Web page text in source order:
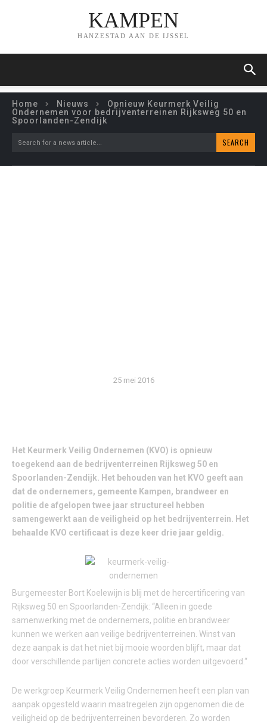
KAMPEN
HANZESTAD AAN DE IJSSEL
Home Nieuws
Opnieuw Keurmerk Veilig
Ondernemen voor bedrijventerreinen Rijksweg 50 en
Spoorlanden-Zendijk
Search for a news article... SEARCH
25 mei 2016
Het Keurmerk Veilig Ondernemen (KVO) is opnieuw
toegekend aan de bedrijventerreinen Rijksweg 50 en
Spoorlanden-Zendijk. Het behouden van het KVO geeft aan
dat de ondernemers, gemeente Kampen, brandweer en
politie de afgelopen twee jaar structureel hebben
samengewerkt aan de veiligheid op het bedrijventerrein. Het
behaalde KVO certificaat is deze keer drie jaar geldig.
Burgemeester Bort Koelewijn is blij met de hercertificering van
Rijksweg 50 en Spoorlanden-Zendijk: “Alleen in goede
samenwerking met de ondernemers, politie en brandweer
kunnen we werken aan veilige bedrijventerreinen. Winst van
deze aanpak is dat het niet bij mooie woorden blijft, maar dat
door verschillende partijen concrete acties worden uitgevoerd.“
De werkgroep Keurmerk Veilig Ondernemen heeft een plan van
aanpak opgesteld waarin maatregelen zijn opgenomen die de
veiligheid op de bedrijventerreinen bevorderen. Zo worden